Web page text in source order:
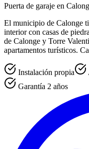
Puerta de garaje en
El municipio de Calonge
interior con casas de
de Calonge y Torre
apartamentos turísticos.
Instalación propia
Garantía 2 años